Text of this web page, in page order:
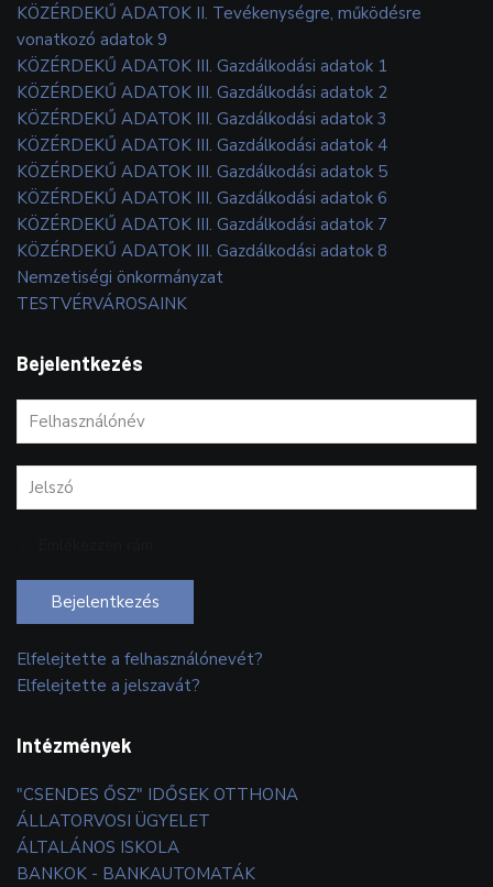
KÖZÉRDEKŰ ADATOK II. Tevékenységre, működésre
vonatkozó adatok 9
KÖZÉRDEKŰ ADATOK III. Gazdálkodási adatok 1
KÖZÉRDEKŰ ADATOK III. Gazdálkodási adatok 2
KÖZÉRDEKŰ ADATOK III. Gazdálkodási adatok 3
KÖZÉRDEKŰ ADATOK III. Gazdálkodási adatok 4
KÖZÉRDEKŰ ADATOK III. Gazdálkodási adatok 5
KÖZÉRDEKŰ ADATOK III. Gazdálkodási adatok 6
KÖZÉRDEKŰ ADATOK III. Gazdálkodási adatok 7
KÖZÉRDEKŰ ADATOK III. Gazdálkodási adatok 8
Nemzetiségi önkormányzat
TESTVÉRVÁROSAINK
Bejelentkezés
Bejelentkezés
Elfelejtette a felhasználónevét?
Elfelejtette a jelszavát?
Intézmények
"CSENDES ŐSZ" IDŐSEK OTTHONA
ÁLLATORVOSI ÜGYELET
ÁLTALÁNOS ISKOLA
BANKOK - BANKAUTOMATÁK